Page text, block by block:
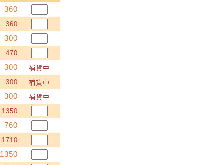
360
360
300
470
300
補貨中
300 補貨中
300
補貨中
1350
760
1710
1350